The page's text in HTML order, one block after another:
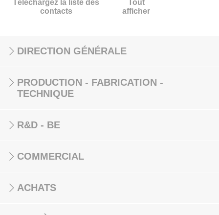
Téléchargez la liste des
contacts
Tout
afficher
DIRECTION GÉNÉRALE
PRODUCTION - FABRICATION -
TECHNIQUE
R&D - BE
COMMERCIAL
ACHATS